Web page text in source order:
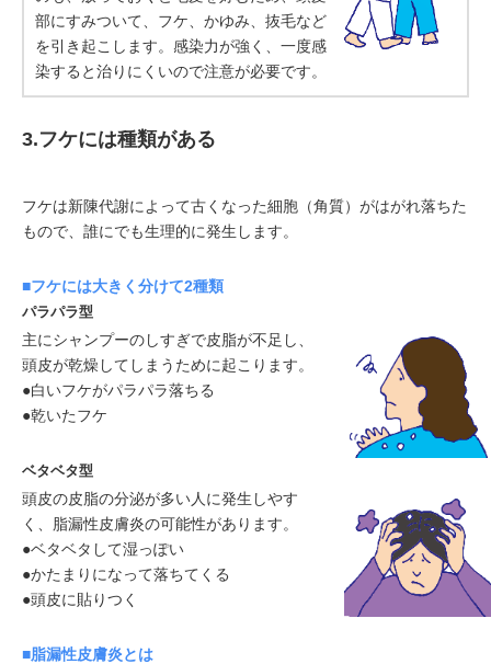
部にすみついて、フケ、かゆみ、抜毛など
を引き起こします。感染力が強く、一度感
染すると治りにくいので注意が必要です。
3.フケには種類がある
フケは新陳代謝によって古くなった細胞（角質）がはがれ落ちた
もので、誰にでも生理的に発生します。
■フケには大きく分けて2種類
パラパラ型
主にシャンプーのしすぎで皮脂が不足し、
頭皮が乾燥してしまうために起こります。
●白いフケがパラパラ落ちる
●乾いたフケ
ベタベタ型
頭皮の皮脂の分泌が多い人に発生しやす
く、脂漏性皮膚炎の可能性があります。
●ベタベタして湿っぽい
●かたまりになって落ちてくる
●頭皮に貼りつく
■脂漏性皮膚炎とは